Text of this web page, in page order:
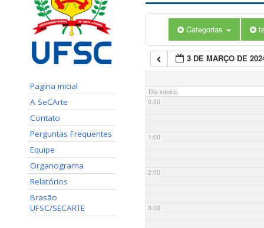
Pagina inicial
A SeCArte
Contato
Perguntas Frequentes
Equipe
Organograma
Relatórios
Brasão
UFSC/SECARTE
Categorias
3 DE MARÇO DE
Dia inteiro
0:00
1:00
2:00
3:00